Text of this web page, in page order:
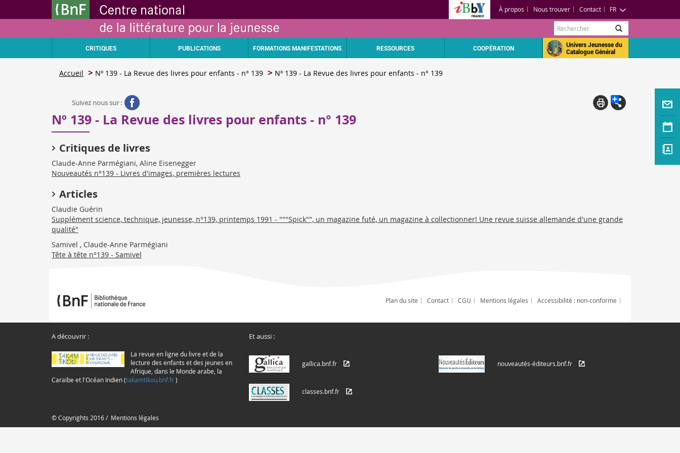
FR
À propos Nous trouver Contact
Rechercher
CRITIQUES PUBLICATIONS FORMATIONS MANIFESTATIONS RESSOURCES COOPÉRATION
Univers Jeunesse du
Catalogue Général
Accueil Nº 139 - La Revue des livres pour enfants - n° 139 Nº 139 - La Revue des livres pour enfants - n° 139
Suivez nous sur :
Nº 139 - La Revue des livres pour enfants - n° 139
Critiques de livres
Claude-Anne Parmégiani, Aline Eisenegger
Nouveautés n°139 - Livres d'images, premières lectures
Articles
Claudie Guérin
Supplément science, technique, jeunesse, n°139, printemps 1991 - """Spick"", un magazine futé, un magazine à collectionner! Une revue suisse allemande d'une grande
qualité"
Samivel , Claude-Anne Parmégiani
Tête à tête n°139 - Samivel
Plan du site Contact CGU Mentions légales Accessibilité : non-conforme
A découvrir :
La revue en ligne du livre et de la
lecture des enfants et des jeunes en
Afrique, dans le Monde arabe, la
Caraïbe et l'Océan Indien (takamtikou.bnf.fr)
Et aussi :
gallica.bnf.fr nouveautés-éditeurs.bnf.fr
classes.bnf.fr
© Copyrights 2016 / Mentions légales
Gestion des cookies